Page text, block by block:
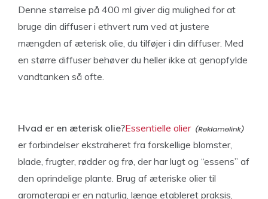
Denne størrelse på 400 ml giver dig mulighed for at
bruge din diffuser i ethvert rum ved at justere
mængden af ​​æterisk olie, du tilføjer i din diffuser. Med
en større diffuser behøver du heller ikke at genopfylde
vandtanken så ofte.
Hvad er en æterisk olie?Essentielle olier
er forbindelser ekstraheret fra forskellige blomster,
blade, frugter, rødder og frø, der har lugt og “essens” af
den oprindelige plante. Brug af æteriske olier til
aromaterapi er en naturlig, længe etableret praksis,